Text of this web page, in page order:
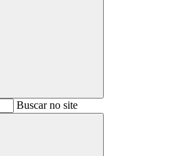
Buscar no site